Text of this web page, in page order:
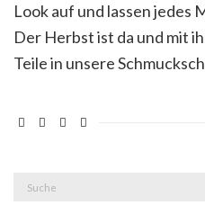
Look auf und lassen jedes
Der Herbst ist da und mit
Teile in unsere